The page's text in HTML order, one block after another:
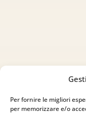
Per fornire le migliori
per memorizzare e/o